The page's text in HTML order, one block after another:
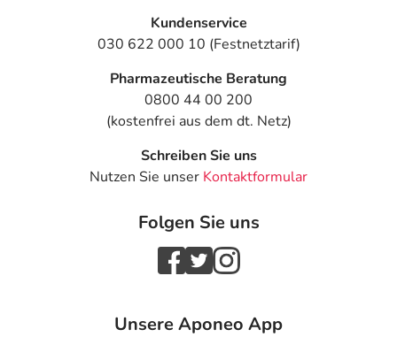
Kundenservice
030 622 000 10 (Festnetztarif)
Pharmazeutische Beratung
0800 44 00 200
(kostenfrei aus dem dt. Netz)
Schreiben Sie uns
Nutzen Sie unser Kontaktformular
Folgen Sie uns
Unsere Aponeo App